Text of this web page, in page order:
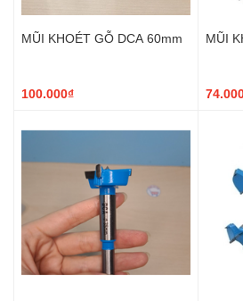
MŨI KHOÉT GỖ DCA 60mm
100.000₫
MŨI